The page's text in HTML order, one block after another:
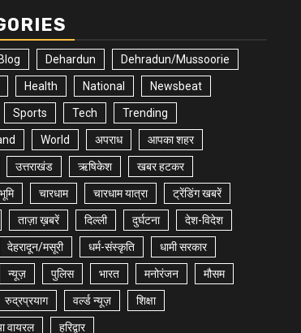
Blog Dehardun Dehradun/Mussoorie
Health National Newsbeat
Sports Tech Trending
World अपराध आपका शहर
उत्तराखंड ऋषिकेश खबर हटकर
चारधाम चारधाम यात्रा ट्रेंडिंग खबरें
ताज़ा ख़बरें दिल्ली दुर्घटना देश-विदेश
देहरादून/मसूरी धर्म-संस्कृति धामी सरकार
न्यूज़ पुलिस भारत मनोरंजन मौसम
रुद्रप्रयाग वर्ल्ड न्यूज़ शिक्षा
वायरल हरिद्वार